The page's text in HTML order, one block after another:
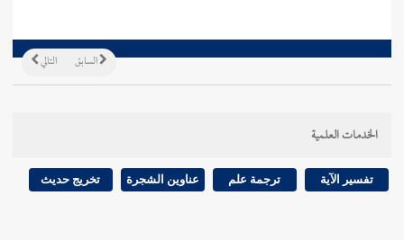
التالي السابق
الخدمات العلمية
تفسير الآية ترجمة علم عناوين الشجرة تخريج حديث